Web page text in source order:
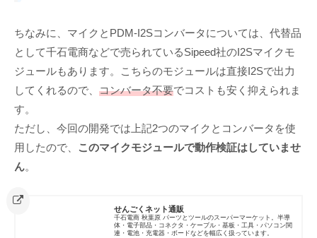
ちなみに、マイクとPDM-I2Sコンバータについては、代替品
として千石電商などで売られているSipeed社のI2Sマイクモ
ジュールもあります。こちらのモジュールは直接I2Sで出力
してくれるので、 コンバータ不要でコストも安く抑えられま
す。
ただし、今回の開発では上記2つのマイクとコンバータを使
用したので、 このマイクモジュールで動作検証はしていませ
ん。
せんごくネット通販
千石電商 秋葉原 パーツとツールのスーパーマーケット。半導
体・電子部品・コネクタ・ケーブル・基板・工具・パソコン関
連・電池・充電器・ボードなどを幅広く扱っています。